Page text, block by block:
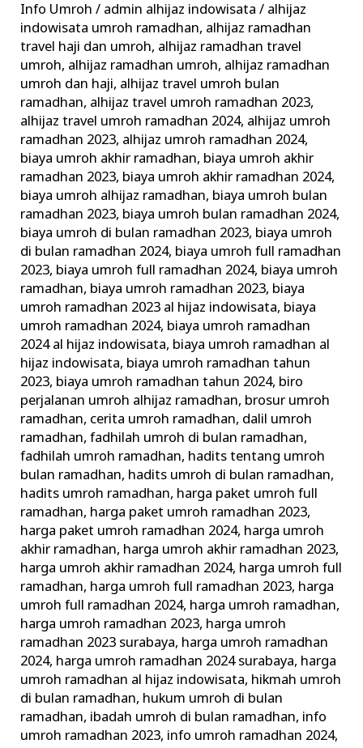
Info Umroh / admin alhijaz indowisata/ alhijaz
indowisata umroh ramadhan, alhijaz ramadhan
travel haji dan umroh, alhijaz ramadhan travel
umroh, alhijaz ramadhan umroh, alhijaz ramadhan
umroh dan haji, alhijaz travel umroh bulan
ramadhan, alhijaz travel umroh ramadhan 2023,
alhijaz travel umroh ramadhan 2024, alhijaz umroh
ramadhan 2023, alhijaz umroh ramadhan 2024,
biaya umroh akhir ramadhan, biaya umroh akhir
ramadhan 2023, biaya umroh akhir ramadhan 2024,
biaya umroh alhijaz ramadhan, biaya umroh bulan
ramadhan 2023, biaya umroh bulan ramadhan 2024,
biaya umroh di bulan ramadhan 2023, biaya umroh
di bulan ramadhan 2024, biaya umroh full ramadhan
2023, biaya umroh full ramadhan 2024, biaya umroh
ramadhan, biaya umroh ramadhan 2023, biaya
umroh ramadhan 2023 al hijaz indowisata, biaya
umroh ramadhan 2024, biaya umroh ramadhan
2024 al hijaz indowisata, biaya umroh ramadhan al
hijaz indowisata, biaya umroh ramadhan tahun
2023, biaya umroh ramadhan tahun 2024, biro
perjalanan umroh alhijaz ramadhan, brosur umroh
ramadhan, cerita umroh ramadhan, dalil umroh
ramadhan,fadhilah umroh di bulan ramadhan,
fadhilah umroh ramadhan, hadits tentang umroh
bulan ramadhan, hadits umroh di bulan ramadhan,
hadits umroh ramadhan, harga paket umroh full
ramadhan, harga paket umroh ramadhan 2023,
harga paket umroh ramadhan 2024, harga umroh
akhir ramadhan, harga umroh akhir ramadhan 2023,
harga umroh akhir ramadhan 2024, harga umroh full
ramadhan, harga umroh full ramadhan 2023, harga
umroh full ramadhan 2024, harga umroh ramadhan,
harga umroh ramadhan 2023, harga umroh
ramadhan 2023 surabaya, harga umroh ramadhan
2024, harga umroh ramadhan 2024 surabaya, harga
umroh ramadhan al hijaz indowisata, hikmah umroh
di bulan ramadhan, hukum umroh di bulan
ramadhan, ibadah umroh di bulan ramadhan, info
umroh ramadhan 2023, info umroh ramadhan 2024,